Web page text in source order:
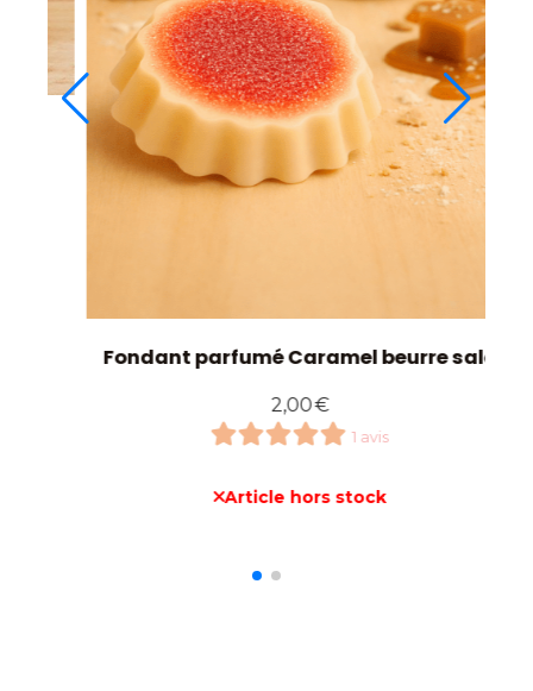
Fondant parfumé Caramel beurre salé
2,00€
1 avis
Article hors stock